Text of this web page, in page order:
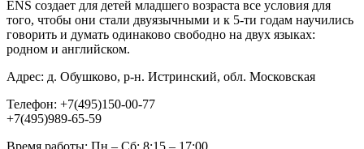
ENS создает для детей младшего возраста все условия для
того, чтобы они стали двуязычными и к 5-ти годам научились
говорить и думать одинаково свободно на двух языках:
родном и английском.
Адрес: д. Обушково, р-н. Истринский, обл. Московская
Телефон: +7(495)150-00-77
+7(495)989-65-59
Время работы: Пн – Сб: 8:15 – 17:00